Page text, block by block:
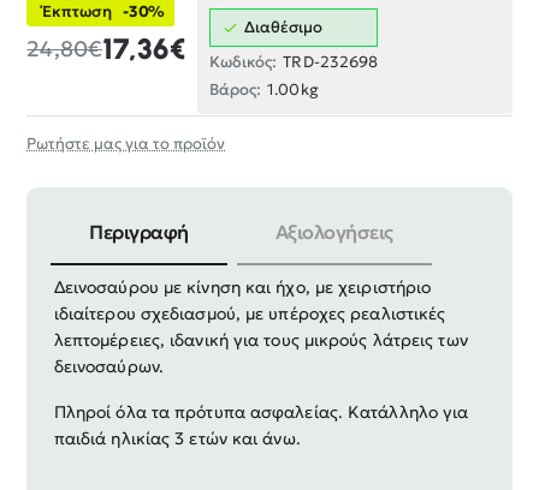
Έκπτωση -30%
17,36€
24,80€
Διαθέσιμο
Κωδικός: TRD-232698
Βάρος: 1.00kg
Ρωτήστε μας για το προϊόν
Περιγραφή Αξιολογήσεις
Ηλεκτρονική τηλεκατευθυνόμενη φιγούρα
Δεινοσαύρου με κίνηση και ήχο, με χειριστήριο
ιδιαίτερου σχεδιασμού, με υπέροχες ρεαλιστικές
λεπτομέρειες, ιδανική για τους μικρούς λάτρεις των
δεινοσαύρων.
Πληροί όλα τα πρότυπα ασφαλείας. Κατάλληλο για
παιδιά ηλικίας 3 ετών και άνω.